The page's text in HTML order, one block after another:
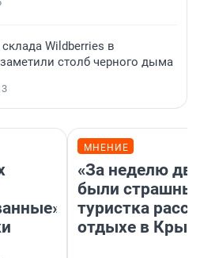
Wildberries в
заметили столб черного дыма
МНЕНИЕ
«За неделю
были
туристка
отдыхе в